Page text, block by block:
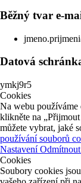
Běžný tvar e-
Datová
ymkj9r5
Cookies
Na webu používáme
klikněte na
můžete vybrat, jaké
používání souborů
Nastavení
Cookies
Soubory cookies